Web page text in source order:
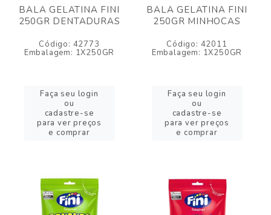
BALA GELATINA FINI
250GR DENTADURAS
Código: 42773
Embalagem: 1X250GR
Faça seu login
ou
cadastre-se
para ver preços
e comprar
BALA GELATINA FINI
250GR MINHOCAS
Código: 42011
Embalagem: 1X250GR
Faça seu login
ou
cadastre-se
para ver preços
e comprar